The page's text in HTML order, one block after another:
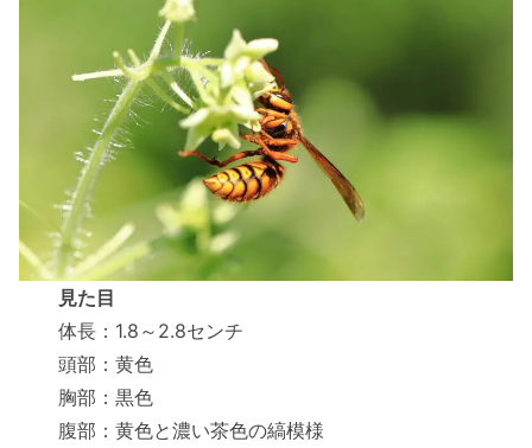
見た目
体長：1.8～2.8センチ
頭部：黄色
胸部：黒色
腹部：黄色と濃い茶色の縞模様